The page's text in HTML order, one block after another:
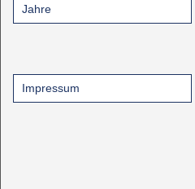
Jahre
Impressum